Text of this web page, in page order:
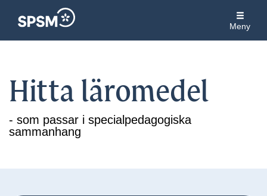
Meny
Hitta läromedel
- som passar i specialpedagogiska
sammanhang